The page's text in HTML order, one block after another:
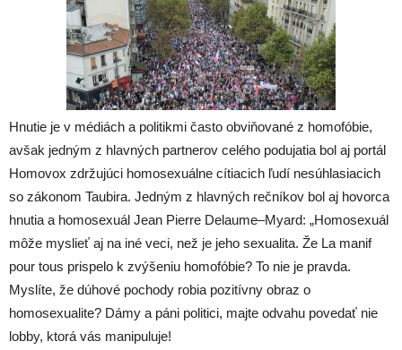
Hnutie je v médiách a politikmi často obviňované z homofóbie,
avšak jedným z hlavných partnerov celého podujatia bol aj portál
Homovox zdržujúci homosexuálne cítiacich ľudí nesúhlasiacich
so zákonom Taubira. Jedným z hlavných rečníkov bol aj hovorca
hnutia a homosexuál Jean Pierre Delaume–Myard: „Homosexuál
môže myslieť aj na iné veci, než je jeho sexualita. Že La manif
pour tous prispelo k zvýšeniu homofóbie? To nie je pravda.
Myslíte, že dúhové pochody robia pozitívny obraz o
homosexualite? Dámy a páni politici, majte odvahu povedať nie
lobby, ktorá vás manipuluje!